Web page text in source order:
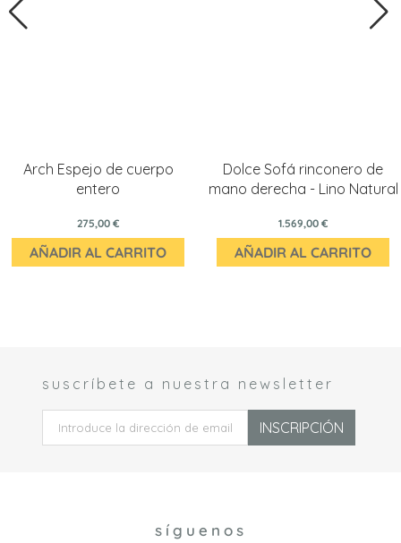
Arch Espejo de cuerpo
entero
275,00 €
AÑADIR AL CARRITO
Dolce Sofá rinconero de
mano derecha - Lino Natural
1.569,00 €
AÑADIR AL CARRITO
suscríbete a nuestra newsletter
INSCRIPCIÓN
síguenos